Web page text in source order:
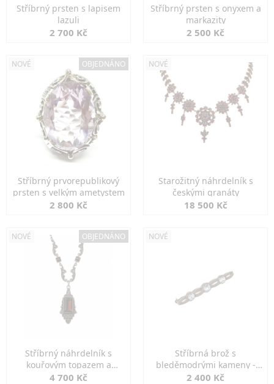
Stříbrný prsten s lapisem
lazuli
2 700 Kč
Stříbrný prsten s onyxem a
markazity
2 500 Kč
NOVÉ OBJEDNÁNO
Stříbrný prvorepublikový
prsten s velkým ametystem
2 800 Kč
NOVÉ
Starožitný náhrdelník s
českými granáty
18 500 Kč
NOVÉ OBJEDNÁNO
Stříbrný náhrdelník s
kouřovým topazem a
markazity
4 700 Kč
NOVÉ
Stříbrná brož s
bleděmodrými kameny -
jemná elegance
2 400 Kč